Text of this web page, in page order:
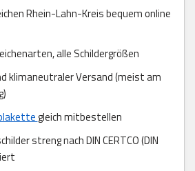
Rhein-Lahn-Kreis bequem online
alle Schildergrößen
klimaneutraler Versand (meist am
gleich mitbestellen
streng nach DIN CERTCO (DIN